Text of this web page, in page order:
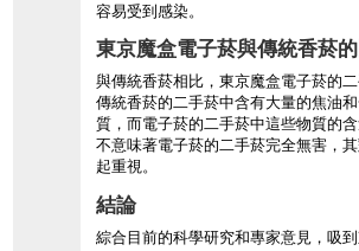
容易受到感染。
東京魔盒電子菸與傳統香菸
與傳統香菸相比，東京魔盒電子菸的二
傳統香菸的二手菸中含有大量的焦油
質，而電子菸的二手菸中這些物質的
不意味著電子菸的二手菸完全無害，
起重視。
結論
綜合目前的科學研究和專家意見，吸